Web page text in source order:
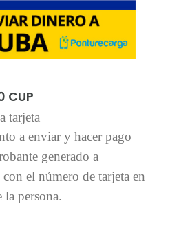
CUP
tarjeta
a enviar y hacer pago
generado a
el número de tarjeta en
persona.